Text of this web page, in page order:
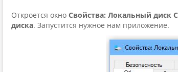
Откроется окно Свойства: Локальный диск C
диска. Запустится нужное нам приложение.